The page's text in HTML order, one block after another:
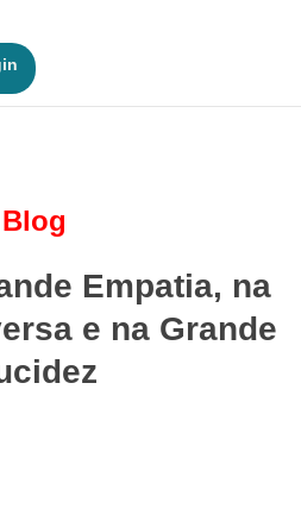
Blog
Empatia, na
e na Grande